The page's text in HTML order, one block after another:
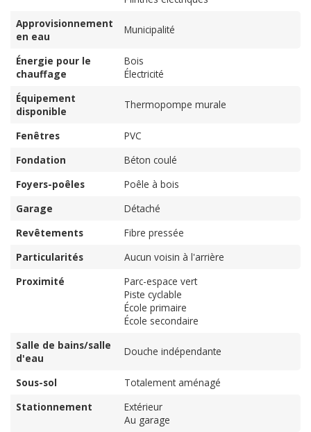
Approvisionnement
en eau
Municipalité
Énergie pour le
chauffage
Bois
Électricité
Équipement
disponible
Thermopompe murale
Fenêtres
PVC
Fondation
Béton coulé
Foyers-poêles
Poêle à bois
Garage
Détaché
Revêtements
Fibre pressée
Particularités
Aucun voisin à l'arrière
Proximité
Parc-espace vert
Piste cyclable
École primaire
École secondaire
Salle de bains/salle
d'eau
Douche indépendante
Sous-sol
Totalement aménagé
Stationnement
Extérieur
Au garage